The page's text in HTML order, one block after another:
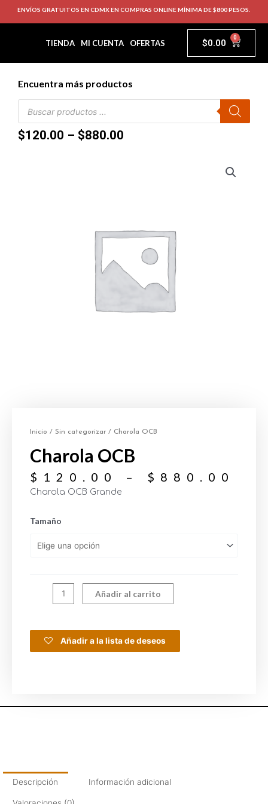
ENVÍOS GRATUITOS EN CDMX EN COMPRAS ONLINE MÍNIMA DE $800 PESOS.
TIENDA MI CUENTA OFERTAS $0.00 0
Encuentra más productos
$120.00 – $880.00
Inicio / Sin categorizar / Charola OCB
Charola OCB
$ 120.00 – $ 880.00
Charola OCB Grande
Tamaño
Añadir al carrito
Añadir a la lista de deseos
Descripción Información adicional